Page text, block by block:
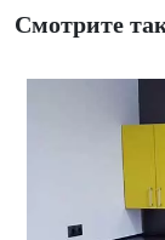
Смотрите